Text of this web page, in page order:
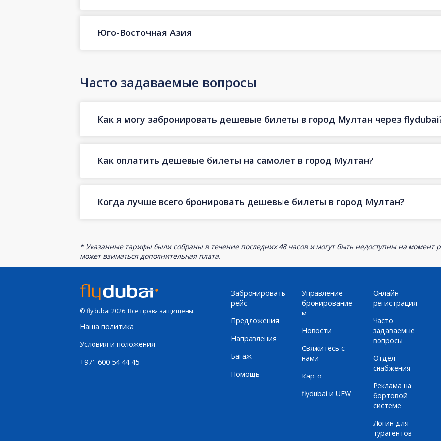
Юго-Восточная Азия
Часто задаваемые вопросы
Как я могу забронировать дешевые билеты в город Мултан через
Как оплатить дешевые билеты на самолет в город Мултан?
Когда лучше всего бронировать дешевые билеты в город Мултан?
* Указанные тарифы были собраны в течение последних 48 часов и могут быть недоступны на момент
может взиматься дополнительная плата.
© flydubai 2026. Все права защищены.
Наша политика
Условия и положения
+971 600 54 44 45
Забронировать
рейс
Предложения
Направления
Багаж
Помощь
Управление
бронирование
м
Новости
Свяжитесь с
нами
Карго
flydubai и UFW
Онлайн-
регистрация
Часто
задаваемые
вопросы
Отдел
снабжения
Реклама на
бортовой
системе
Логин для
турагентов